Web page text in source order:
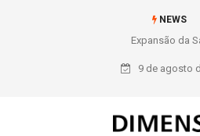
NEWS
Expansão da Saúde Nichele
50 anos
varejistas
9 de agosto